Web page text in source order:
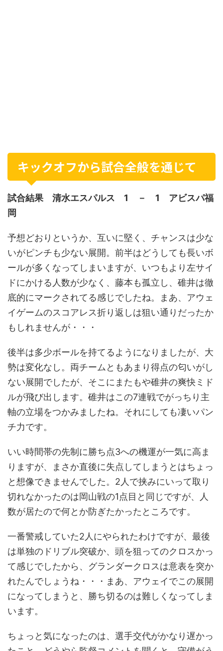
キックオフから試合全般を通じて
試合結果 清水エスパルス 1 － 1 アビスパ福
岡
予想どおりというか、互いに堅く、チャンスは少な
いがピンチも少ない展開。前半はどうしても長いボ
ールが多くなってしまいますが、いつもより左サイ
ドにかける人数が少なく、藤本も孤立し、碓井は徹
底的にマークされてる感じでしたね。まあ、アウェ
イゲームのスコアレス折り返しは狙い通りだったか
もしれませんが・・・
後半は多少ボールを持てるようになりましたが、大
勢は変化なし。両チームともあまり得点の匂いがし
ない展開でしたが、そこにまたもや碓井の爽快ミド
ルが飛び出します。碓井はこの7連戦でがっちり主
軸の立場をつかみましたね。それにしても凄いパン
チ力です。
いい時間帯の先制に勝ち点3への機運が一気に高ま
りますが、まさか直後に失点してしまうとはちょっ
と想像できませんでした。2人で挟みにいって取り
切れなかったのは岡山戦の1点目と同じですが、人
数が居たので何とか防ぎたかったところです。
一番警戒していた2人にやられたわけですが、最後
は単独のドリブル突破か、頭を狙ってのクロスかっ
て感じでしたから、グランダークロスは意表を突か
れたんでしょうね・・・まあ、アウェイでこの展開
になってしまうと、勝ち切るのは難しくなってしま
います。
ちょっと気になったのは、選手交代がかなり遅かっ